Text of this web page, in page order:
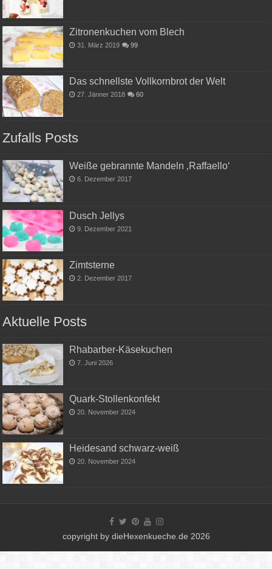
Zitronenkuchen vom Blech
31. März 2019 99
Das schnellste Vollkornbrot der Welt
27. Jänner 2018 60
Zufalls Posts
Weiße gebrannte Mandeln ‚Raffaello‘
6. Dezember 2017
Dusch Jellys
9. Dezember 2021
Zimtsterne
2. Dezember 2017
Aktuelle Posts
Rhabarber-Käsekuchen
7. Juni 2026
Quark-Stollenkonfekt
20. November 2024
Heidesand schwarz-weiß
20. November 2024
copyright by dieHexenkueche.de 2026